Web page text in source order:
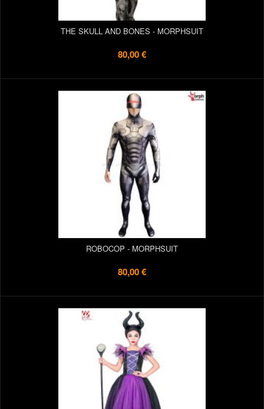
THE SKULL AND BONES - MORPHSUIT
80,00 €
ROBOCOP - MORPHSUIT
80,00 €